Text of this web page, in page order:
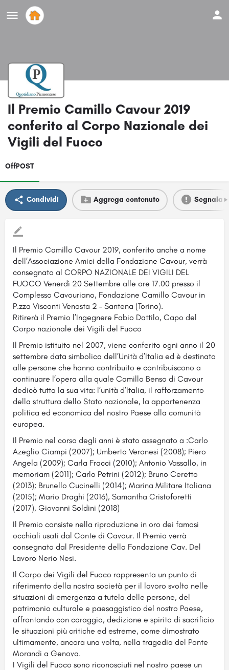
Il Premio Camillo Cavour 2019
conferito al Corpo Nazionale dei
Vigili del Fuoco
OffPOST
Condividi Aggrega contenuto Segnala
Il Premio Camillo Cavour 2019, conferito anche a nome
dell’Associazione Amici della Fondazione Cavour, verrà
consegnato al CORPO NAZIONALE DEI VIGILI DEL
FUOCO Venerdì 20 Settembre alle ore 17.00 presso il
Complesso Cavouriano, Fondazione Camillo Cavour in
P.zza Visconti Venosta 2 – Santena (Torino).
Ritirerà il Premio l’Ingegnere Fabio Dattilo, Capo del
Corpo nazionale dei Vigili del Fuoco
Il Premio istituito nel 2007, viene conferito ogni anno il 20
settembre data simbolica dell’Unità d’Italia ed è destinato
alle persone che hanno contribuito e contribuiscono a
continuare l’opera alla quale Camillo Benso di Cavour
dedicò tutta la sua vita: l’unità d’Italia, il rafforzamento
della struttura dello Stato nazionale, la appartenenza
politica ed economica del nostro Paese alla comunità
europea.
Il Premio nel corso degli anni è stato assegnato a :Carlo
Azeglio Ciampi (2007); Umberto Veronesi (2008); Piero
Angela (2009); Carla Fracci (2010); Antonio Vassallo, in
memoriam (2011); Carlo Petrini (2012); Bruno Ceretto
(2013); Brunello Cucinelli (2014); Marina Militare Italiana
(2015); Mario Draghi (2016), Samantha Cristoforetti
(2017), Giovanni Soldini (2018)
Il Premio consiste nella riproduzione in oro dei famosi
occhiali usati dal Conte di Cavour. Il Premio verrà
consegnato dal Presidente della Fondazione Cav. Del
Lavoro Nerio Nesi.
Il Corpo dei Vigili del Fuoco rappresenta un punto di
riferimento della nostra società per il lavoro svolto nelle
situazioni di emergenza a tutela delle persone, del
patrimonio culturale e paesaggistico del nostro Paese,
affrontando con coraggio, dedizione e spirito di sacrificio
le situazioni più critiche ed estreme, come dimostrato
ultimamente, ancora una volta, nella tragedia del Ponte
Morandi a Genova.
I Vigili del Fuoco sono riconosciuti nel nostro paese un